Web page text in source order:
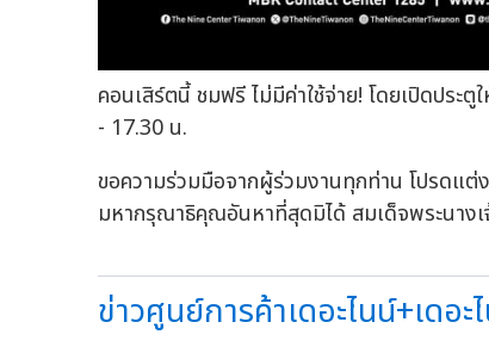
คอนเสิร์ตนี้ ชมฟรี ไม่มีค่าใช้จ่าย! โดยเปิดประตู
- 17.30 น.
ขอความร่วมมือจากผู้ร่วมงานทุกท่าน โปรดแ
มหากรุณาธิคุณอันหาที่สุดมิได้ สมเด็จพระนาง
ข่าวศูนย์การค้าเดอะไนน์+เดอ